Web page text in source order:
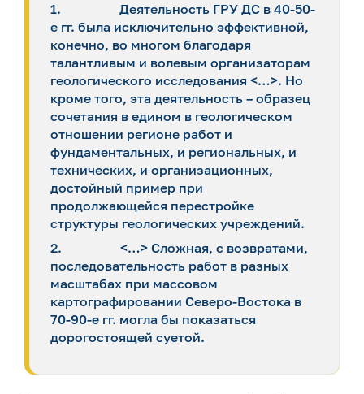
1. Деятельность ГРУ ДС в 40-50-
е гг. была исключительно эффективной,
конечно, во многом благодаря
талантливым и волевым организаторам
геологического исследования <…>. Но
кроме того, эта деятельность – образец
сочетания в едином в геологическом
отношении регионе работ и
фундаментальных, и региональных, и
технических, и организационных,
достойный пример при
продолжающейся перестройке
структуры геологических учреждений.
2. <…> Сложная, с возвратами,
последовательность работ в разных
масштабах при массовом
картографировании Северо-Востока в
70-90-е гг. могла бы показаться
дорогостоящей суетой.